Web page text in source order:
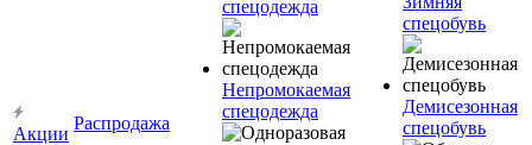
Акции
Распродажа
спецодежда
Непромокаемая
спецодежда
спецобувь
Демисезонная
спецобувь